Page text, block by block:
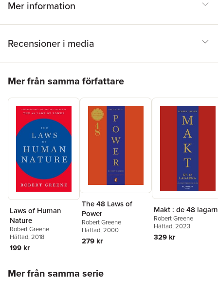
Mer information
Recensioner i media
Mer från samma författare
Laws of Human
Nature
Robert Greene
Häftad, 2018
199 kr
The 48 Laws of
Power
Robert Greene
Häftad, 2000
279 kr
Makt : de 48
Robert Greene
Häftad, 2023
329 kr
Mer från samma serie